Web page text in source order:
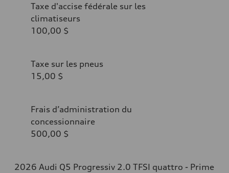
Taxe d'accise fédérale sur les
climatiseurs
100,00 $
Taxe sur les pneus
15,00 $
Frais d’administration du
concessionnaire
500,00 $
2026 Audi Q5 Progressiv 2.0 TFSI quattro - Prime